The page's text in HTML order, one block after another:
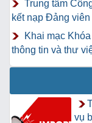
Trung tâm
kết nạp Đảng
Khai mạc
thông tin và thư
vụ